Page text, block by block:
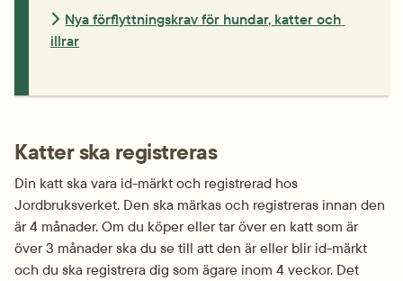
Nya förflyttningskrav för hundar, katter och
illrar
Katter ska registreras
Din katt ska vara id-märkt och registrerad hos
Jordbruksverket. Den ska märkas och registreras innan den
är 4 månader. Om du köper eller tar över en katt som är
över 3 månader ska du se till att den är eller blir id-märkt
och du ska registrera dig som ägare inom 4 veckor. Det